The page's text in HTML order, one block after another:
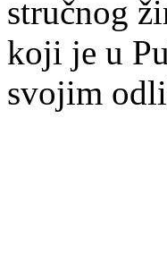
stručnog
koji je u
svojim